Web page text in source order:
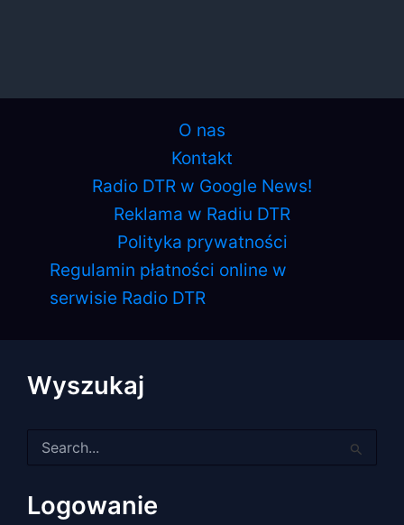
O nas
Kontakt
Radio DTR w Google News!
Reklama w Radiu DTR
Polityka prywatności
Regulamin płatności online w
serwisie Radio DTR
Wyszukaj
dla:
Logowanie